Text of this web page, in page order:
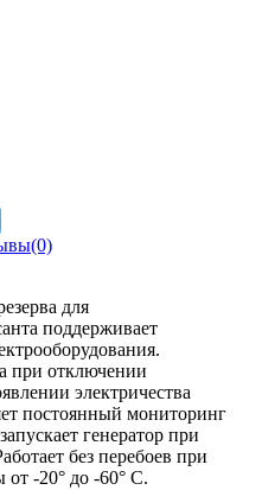
для
поддерживает
при отключении
электричества
постоянный мониторинг
генератор при
без перебоев при
-20° до -60° C.